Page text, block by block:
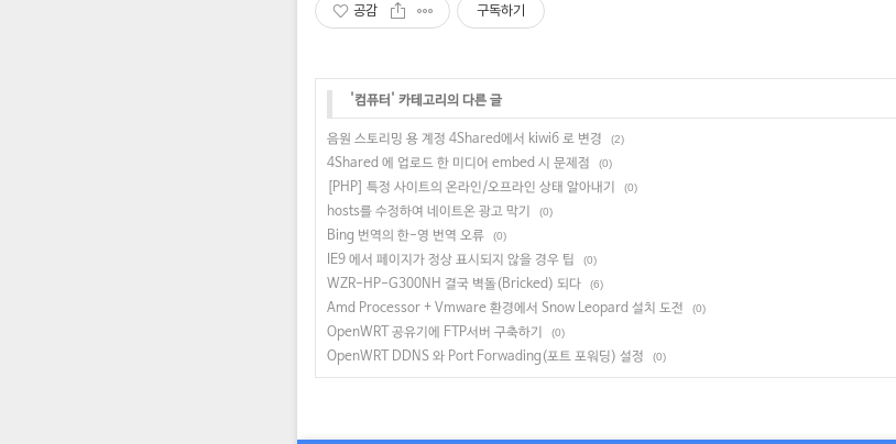
공감 구독하기
'컴퓨터 ' 카테고리의 다른 글
음원 스토리밍 용 계정 4Shared에서 kiwi6 로 변경 (2)
4Shared 에 업로드 한 미디어 embed 시 문제점 (0)
[PHP] 특정 사이트의 온라인/오프라인 상태 알아내기 (0)
hosts를 수정하여 네이트온 광고 막기 (0)
Bing 번역의 한-영 번역 오류 (0)
IE9 에서 페이지가 정상 표시되지 않을 경우 팁 (0)
WZR-HP-G300NH 결국 벽돌(Bricked) 되다 (6)
Amd Processor + Vmware 환경에서 Snow Leopard 설치 도전 (0)
OpenWRT 공유기에 FTP서버 구축하기 (0)
OpenWRT DDNS 와 Port Forwading(포트 포워딩) 설정 (0)